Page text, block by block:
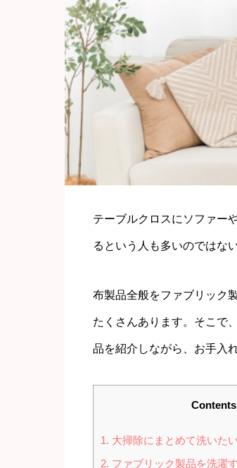
テーブルクロスにソファー
るという人も多いのではな
布製品全般をファブリック
たくさんあります。そこで
品を紹介しながら、お手入
Contents
1. 大掃除にまとめて洗いた
2. ファブリック製品を洗濯